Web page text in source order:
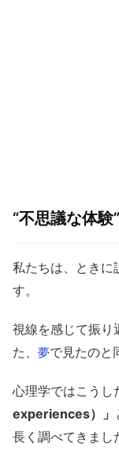
“不思議な体
私たちは、ときに
す。
視線を感じて振り
た、 夢で見たのと
心理学ではこうし
experiences）」
長く調べてきまし